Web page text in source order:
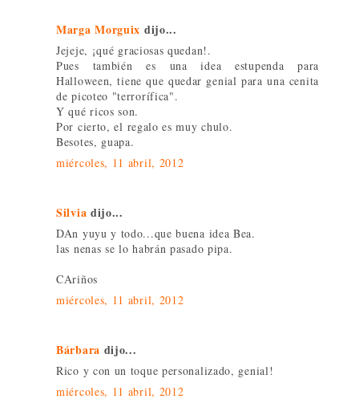
Marga Morguix dijo...
Jejeje, ¡qué graciosas quedan!.
Pues también es una idea estupenda para
Halloween, tiene que quedar genial para una cenita
de picoteo "terrorífica".
Y qué ricos son.
Por cierto, el regalo es muy chulo.
Besotes, guapa.
miércoles, 11 abril, 2012
Silvia dijo...
DAn yuyu y todo...que buena idea Bea.
las nenas se lo habrán pasado pipa.
CAriños
miércoles, 11 abril, 2012
Bárbara dijo...
Rico y con un toque personalizado, genial!
miércoles, 11 abril, 2012